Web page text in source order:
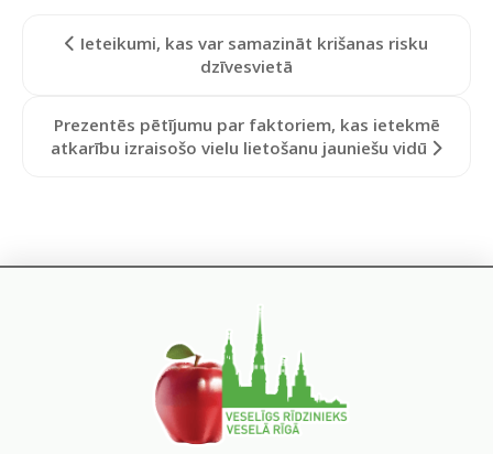
Ieteikumi, kas var samazināt krišanas risku
dzīvesvietā
Prezentēs pētījumu par faktoriem, kas ietekmē
atkarību izraisošo vielu lietošanu jauniešu vidū